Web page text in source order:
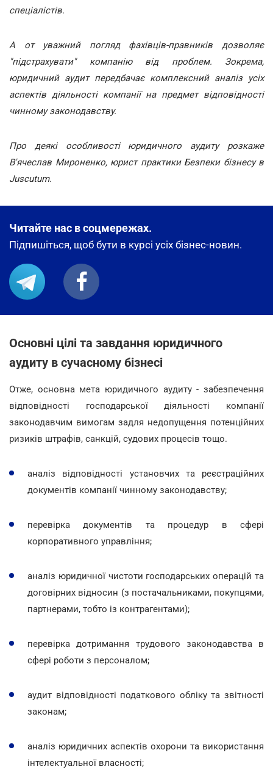
спеціалістів.
А от уважний погляд фахівців-правників дозволяє
"підстрахувати" компанію від проблем. Зокрема,
юридичний аудит передбачає комплексний аналіз усіх
аспектів діяльності компанії на предмет відповідності
чинному законодавству.
Про деякі особливості юридичного аудиту розкаже
В'ячеслав Мироненко, юрист практики Безпеки бізнесу в
Juscutum.
Читайте нас в соцмережах.
Підпишіться, щоб бути в курсі усіх бізнес-новин.
Основні цілі та завдання юридичного
аудиту в сучасному бізнесі
Отже, основна мета юридичного аудиту - забезпечення
відповідності господарської діяльності компанії
законодавчим вимогам задля недопущення потенційних
ризиків штрафів, санкцій, судових процесів тощо.
аналіз відповідності установчих та реєстраційних
документів компанії чинному законодавству;
перевірка документів та процедур в сфері
корпоративного управління;
аналіз юридичної чистоти господарських операцій та
договірних відносин (з постачальниками, покупцями,
партнерами, тобто із контрагентами);
перевірка дотримання трудового законодавства в
сфері роботи з персоналом;
аудит відповідності податкового обліку та звітності
законам;
аналіз юридичних аспектів охорони та використання
інтелектуальної власності;